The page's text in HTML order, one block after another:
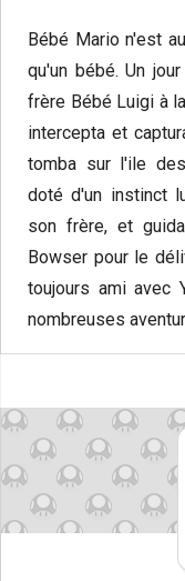
Bébé Mario n'est
qu'un bébé. Un
frère Bébé Luigi à
intercepta et
tomba sur l'ile
doté d'un instinct
son frère, et
Bowser pour le
toujours ami avec
nombreuses